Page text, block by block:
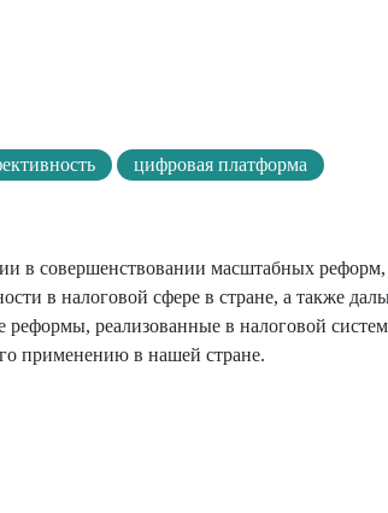
цифровая платформа
в совершенствовании масштабных
в налоговой сфере в стране, а также
реализованные в налоговой
применению в нашей стране.